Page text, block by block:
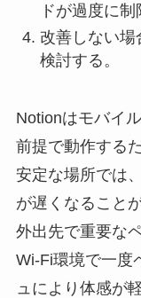
ドが過度に
改善しない場
検討する。
Notionはモバイ
前提で動作する
安定な場所では
が遅くなること
外出先で重要な
Wi-Fi環境で一度
ュにより体感が